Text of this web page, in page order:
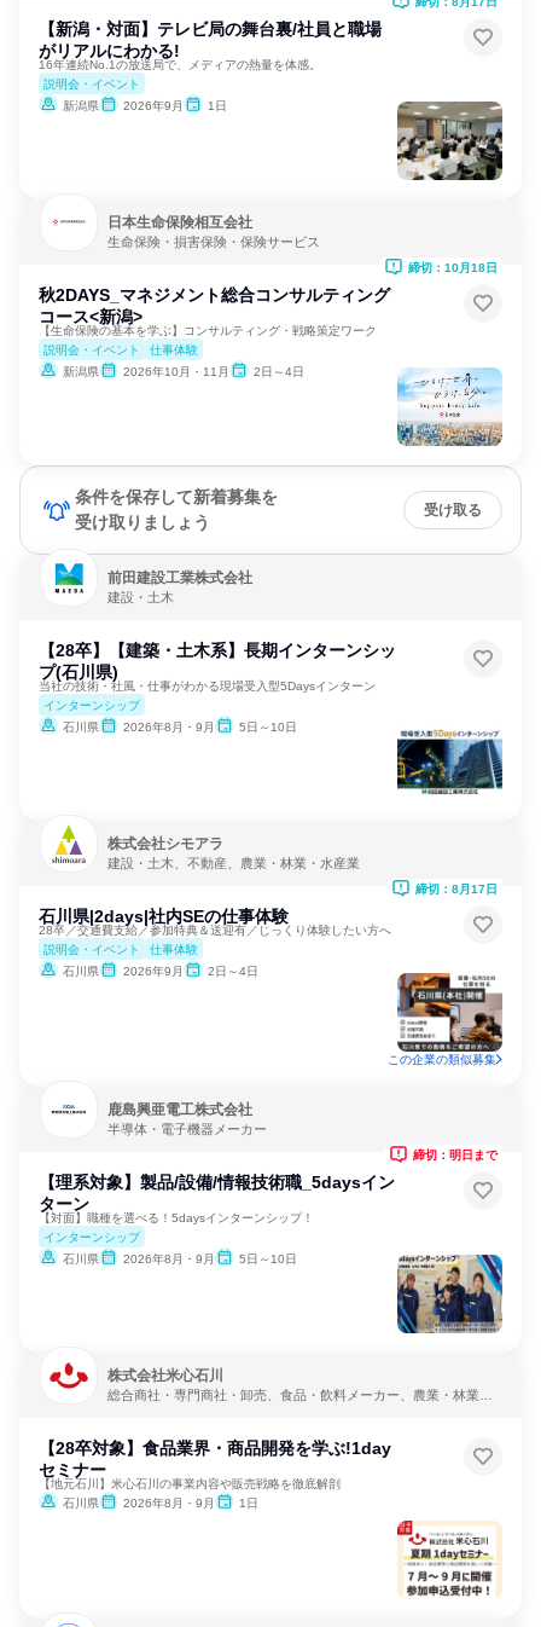
【新潟・対面】テレビ局の舞台裏/社員と職場
がリアルにわかる!
16年連続No.1の放送局で、メディアの熱量を体感。
説明会・イベント
新潟県
2026年9月 1日
日本生命保険相互会社
生命保険・損害保険・保険サービス
秋2DAYS_マネジメント総合コンサルティング
コース<新潟>
【生命保険の基本を学ぶ】コンサルティング・戦略策定ワーク
説明会・イベント
仕事体験
新潟県
2026年10月・11月 2日～4日
締切：10月18日
条件を保存して新着募集を
受け取りましょう
受け取る
前田建設工業株式会社
建設・土木
【28卒】【建築・土木系】長期インターンシッ
プ(石川県)
当社の技術・社風・仕事がわかる現場受入型5Daysインターン
インターンシップ
石川県
2026年8月・9月 5日～10日
株式会社シモアラ
建設・土木、不動産、農業・林業・水産業
石川県|2days|社内SEの仕事体験
28卒／交通費支給／参加特典＆送迎有／じっくり体験したい方へ
説明会・イベント
仕事体験
石川県
2026年9月 2日～4日
締切：8月17日
この企業の類似募集
鹿島興亜電工株式会社
半導体・電子機器メーカー
【理系対象】製品/設備/情報技術職_5daysイン
ターン
【対面】職種を選べる！5daysインターンシップ！
インターンシップ
石川県
2026年8月・9月 5日～10日
締切：明日まで
株式会社米心石川
総合商社・専門商社・卸売、食品・飲料メーカー、農業・林業・
【28卒対象】食品業界・商品開発を学ぶ!1day
セミナー
【地元石川】米心石川の事業内容や販売戦略を徹底解剖
石川県
2026年8月・9月 1日